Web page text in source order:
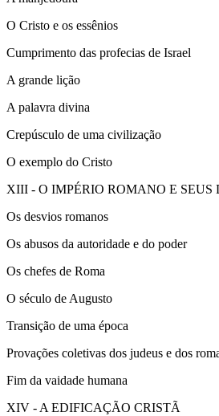
O Cristo e os essênios
Cumprimento das profecias de Israel
A grande lição
A palavra divina
Crepúsculo de uma civilização
O exemplo do Cristo
XIII - O IMPÉRIO ROMANO E SEUS
Os desvios romanos
Os abusos da autoridade e do poder
Os chefes de Roma
O século de Augusto
Transição de uma época
Provações coletivas dos judeus e dos
Fim da vaidade humana
XIV - A EDIFICAÇÃO CRISTÃ